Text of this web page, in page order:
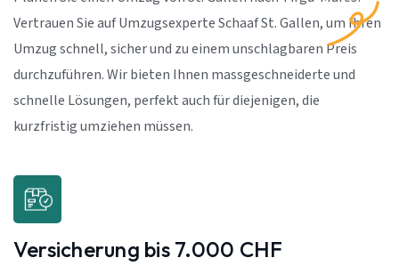
Vertrauen Sie auf Umzugsexperte Schaaf St. Gallen, um Ihren
Umzug schnell, sicher und zu einem unschlagbaren Preis
durchzuführen. Wir bieten Ihnen massgeschneiderte und
schnelle Lösungen, perfekt auch für diejenigen, die
kurzfristig umziehen müssen.
Versicherung bis 7.000 CHF